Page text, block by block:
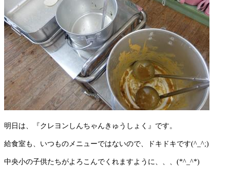
明日は、『クレヨンしんちゃんきゅうしょく』です。
給食室も、いつものメニューではないので、ドキドキです(^_^;)
中央小の子供たちがよろこんでくれますように、、、(*^_^*)